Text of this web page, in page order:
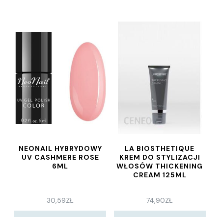
NEONAIL HYBRYDOWY
UV CASHMERE ROSE
6ML
30,59ZŁ
LA BIOSTHETIQUE
KREM DO STYLIZACJI
WŁOSÓW THICKENING
CREAM 125ML
74,90ZŁ